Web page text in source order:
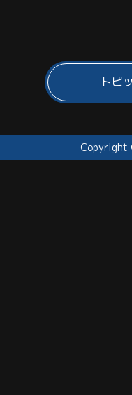
トピ
Copyright